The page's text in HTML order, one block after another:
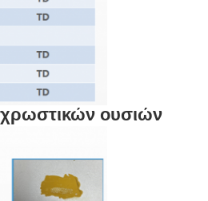
ουσιών